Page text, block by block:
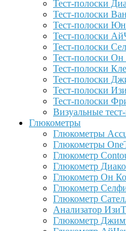
Тест-полоски
Тест-полоски
Тест-полоски
Тест-полоски
Тест-полоски
Тест-полоски
Тест-полоски
Тест-полоски
Тест-полоски
Тест-полоски
Визуальные
Глюкометры
Глюкометры
Глюкометры
Глюкометр
Глюкометр
Глюкометр Он
Глюкометр
Глюкометр
Анализатор
Глюкометр